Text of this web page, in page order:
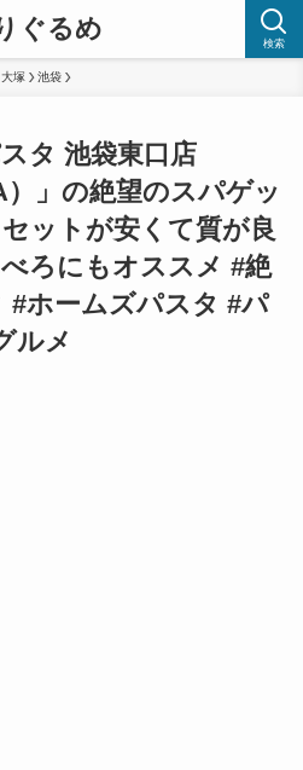
ぐるめ 検索
塚 池袋
タ 池袋東口店
）」の絶望のスパゲッ
ットが安くて質が良
ろにもオススメ #絶
#ホームズパスタ #パ
ルメ